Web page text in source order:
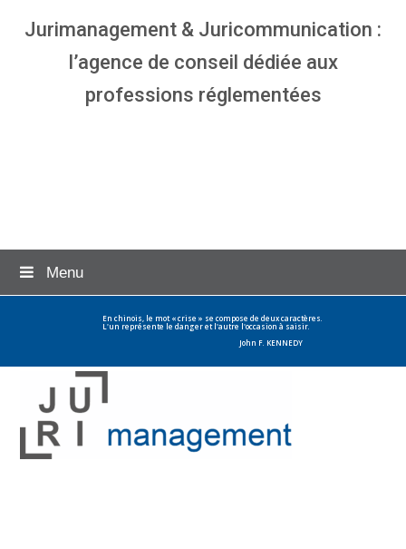
Jurimanagement & Juricommunication :
l’agence de conseil dédiée aux
professions réglementées
Menu
En chinois, le mot « crise » se compose de deux caractères.
L'un représente le danger et l'autre l'occasion à saisir.
John F. KENNEDY